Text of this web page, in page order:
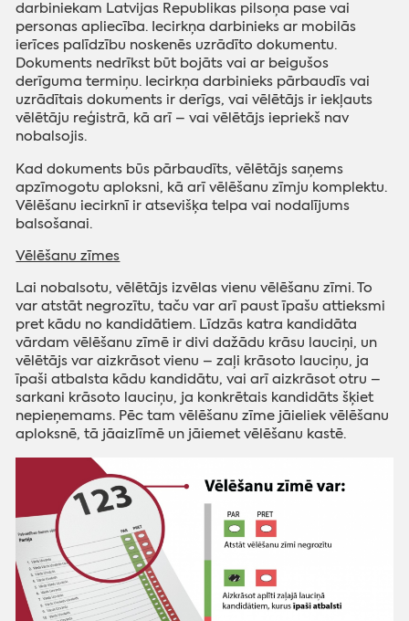
darbiniekam Latvijas Republikas pilsoņa pase vai
personas apliecība. Iecirkņa darbinieks ar mobilās
ierīces palīdzību noskenēs uzrādīto dokumentu.
Dokuments nedrīkst būt bojāts vai ar beigušos
derīguma termiņu. Iecirkņa darbinieks pārbaudīs vai
uzrādītais dokuments ir derīgs, vai vēlētājs ir iekļauts
vēlētāju reģistrā, kā arī – vai vēlētājs iepriekš nav
nobalsojis.
Kad dokuments būs pārbaudīts, vēlētājs saņems
apzīmogotu aploksni, kā arī vēlēšanu zīmju komplektu.
Vēlēšanu iecirknī ir atsevišķa telpa vai nodalījums
balsošanai.
Vēlēšanu zīmes
Lai nobalsotu, vēlētājs izvēlas vienu vēlēšanu zīmi. To
var atstāt negrozītu, taču var arī paust īpašu attieksmi
pret kādu no kandidātiem. Līdzās katra kandidāta
vārdam vēlēšanu zīmē ir divi dažādu krāsu lauciņi, un
vēlētājs var aizkrāsot vienu – zaļi krāsoto lauciņu, ja
īpaši atbalsta kādu kandidātu, vai arī aizkrāsot otru –
sarkani krāsoto lauciņu, ja konkrētais kandidāts šķiet
nepieņemams. Pēc tam vēlēšanu zīme jāieliek vēlēšanu
aploksnē, tā jāaizlīmē un jāiemet vēlēšanu kastē.